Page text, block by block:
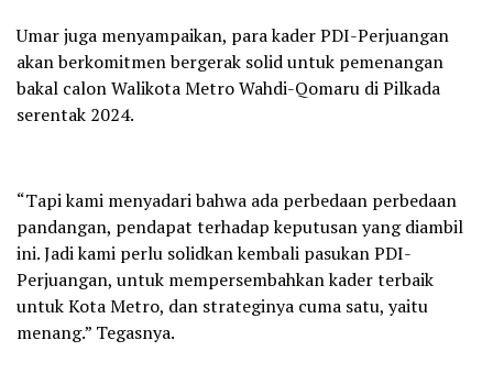
Umar juga menyampaikan, para kader PDI-Perjuangan
akan berkomitmen bergerak solid untuk pemenangan
bakal calon Walikota Metro Wahdi-Qomaru di Pilkada
serentak 2024.
“Tapi kami menyadari bahwa ada perbedaan perbedaan
pandangan, pendapat terhadap keputusan yang diambil
ini. Jadi kami perlu solidkan kembali pasukan PDI-
Perjuangan, untuk mempersembahkan kader terbaik
untuk Kota Metro, dan strateginya cuma satu, yaitu
menang.” Tegasnya.